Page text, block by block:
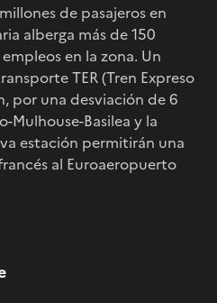
de pasajeros en
alberga más de 150
en la zona. Un
TER (Tren Expreso
por una desviación de 6
Mulhouse-Basilea y la
estación permitirán una
al Euroaeropuerto